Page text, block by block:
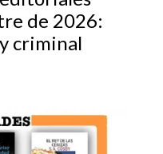
de 2026:
criminal